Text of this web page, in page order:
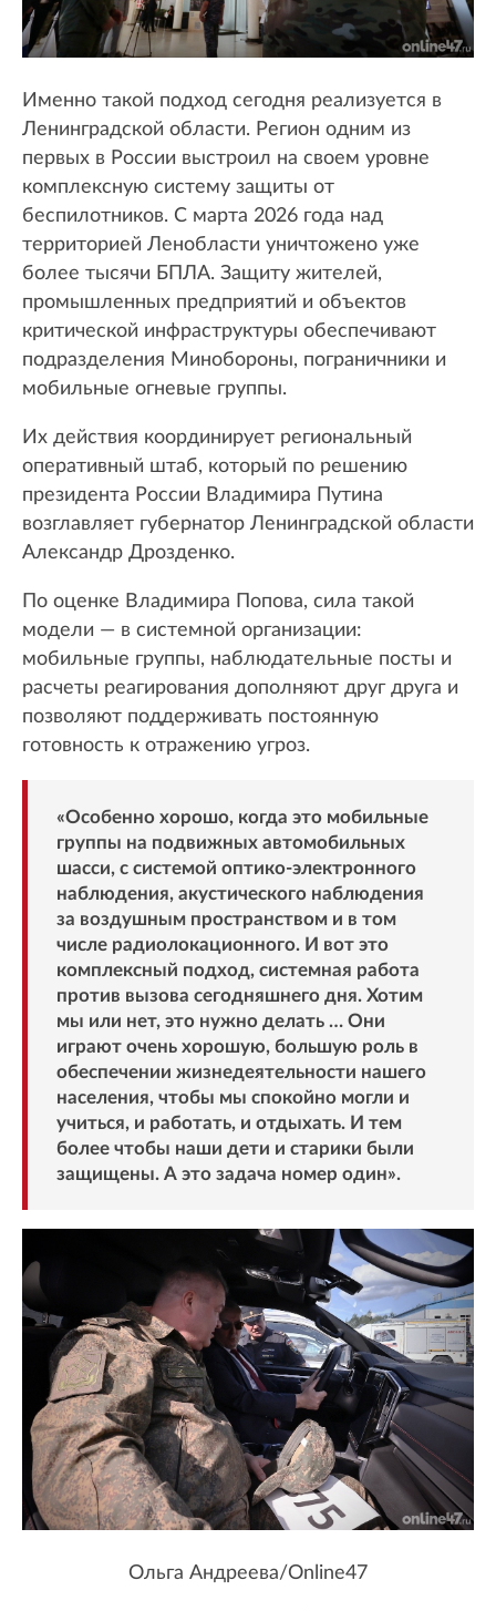
Именно такой подход сегодня реализуется в
Ленинградской области. Регион одним из
первых в России выстроил на своем уровне
комплексную систему защиты от
беспилотников. С марта 2026 года над
территорией Ленобласти уничтожено уже
более тысячи БПЛА. Защиту жителей,
промышленных предприятий и объектов
критической инфраструктуры обеспечивают
подразделения Минобороны, пограничники и
мобильные огневые группы.
Их действия координирует региональный
оперативный штаб, который по решению
президента России Владимира Путина
возглавляет губернатор Ленинградской области
Александр Дрозденко.
По оценке Владимира Попова, сила такой
модели — в системной организации:
мобильные группы, наблюдательные посты и
расчеты реагирования дополняют друг друга и
позволяют поддерживать постоянную
готовность к отражению угроз.
«Особенно хорошо, когда это мобильные
группы на подвижных автомобильных
шасси, с системой оптико-электронного
наблюдения, акустического наблюдения
за воздушным пространством и в том
числе радиолокационного. И вот это
комплексный подход, системная работа
против вызова сегодняшнего дня. Хотим
мы или нет, это нужно делать … Они
играют очень хорошую, большую роль в
обеспечении жизнедеятельности нашего
населения, чтобы мы спокойно могли и
учиться, и работать, и отдыхать. И тем
более чтобы наши дети и старики были
защищены. А это задача номер один».
Ольга Андреева/Online47